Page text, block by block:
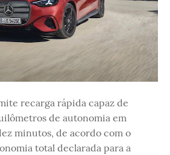
recarga rápida capaz de
de autonomia em
minutos, de acordo com o
total declarada para a